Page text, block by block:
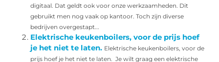
digitaal. Dat geldt ook voor onze werkzaamheden. Dit
gebruikt men nog vaak op kantoor. Toch zijn diverse
bedrijven overgestapt...
Elektrische keukenboilers, voor de prijs hoef
je het niet te laten. Elektrische keukenboilers, voor de
prijs hoef je het niet te laten. Je wilt graag een elektrische